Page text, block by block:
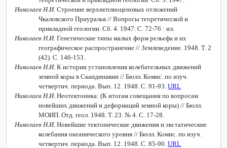
Николаев Н.И. Строение верхнеплиоценовых отложений
Чкаловского Приуралья // Вопросы теоретической и
прикладной геологии. Сб. 4. 1947. С. 72-76 : ил.
Николаев Н.И. Генетические типы малых форм рельефа и их
географическое распространение // Землеведение. 1948. Т. 2
(42). С. 146-153.
Николаев Н.И. К истории установления колебательных движений
земной коры в Скандинавии // Бюлл. Комис. по изуч.
четвертич. периода. Вып. 12. 1948. С. 91-93.URL
Николаев Н.И. Неотектоника: (К итогам совещания по вопросам
новейших движений и деформаций земной коры) // Бюлл.
МОИП. Отд. геол. 1948. Т. 23. № 4. С. 17-28.
Николаев Н.И. Новейшие тектонические движения и эвстатические
колебания океанического уровня // Бюлл. Комис. по изуч.
четвертич. периода. Вып. 12. 1948. С. 85-90.URL